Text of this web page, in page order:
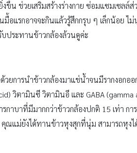
ขึ้น ช่วยเสริมสร้างร่างกาย ซ่อมแซมเซล
แรกอาจจะกินแล้วรู้สึกกรุบ ๆ เล็กน้อย ไ
ประทานข้าวกล้องล้วนดูค่ะ
ยการนำข้าวกล้องมาแช่น้ำจนมีรากงอกอ
วิตามินซี วิตามินอี และ GABA
าบาที่มีมากกว่าข้าวกล้องปกติ 15 เท่า ก
แม่ยังได้ทานข้าวหุงสุกที่นุ่ม สามารถหุงไ